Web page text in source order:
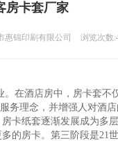
房卡套厂家
惠锦印刷有限公司 浏览次数
在酒店房中，房卡套不
理念，并增强人对酒
卡纸套逐渐发展成为多
房卡。第三阶段是21